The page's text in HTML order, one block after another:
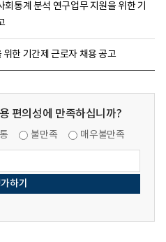
회통계 분석 연구업무 지원을 위한 기
한 기간제 근로자 채용 공고
편의성에 만족하십니까?
불만족 매우불만족